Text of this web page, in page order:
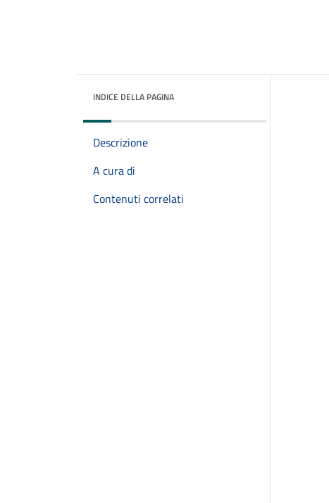
INDICE DELLA PAGINA
Descrizione
A cura di
Contenuti correlati